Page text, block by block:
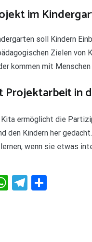
im
soll Kindern
Zielen von
kommen mit
Projektarbeit in
ermöglicht die
den Kindern her
wenn sie etwas
WhatsApp
Telegram